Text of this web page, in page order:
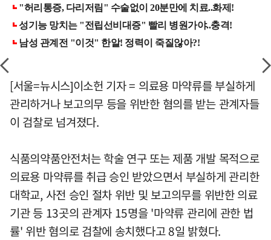
[서울=뉴시스]이소헌 기자 = 의료용 마약류를 부실하게
관리하거나 보고의무 등을 위반한 혐의를 받는 관계자들
이 검찰로 넘겨졌다.
식품의약품안전처는 학술 연구 또는 제품 개발 목적으로
의료용 마약류를 취급 승인 받았으면서 부실하게 관리한
대학교, 사전 승인 절차 위반 및 보고의무를 위반한 의료
기관 등 13곳의 관계자 15명을 '마약류 관리에 관한 법
률' 위반 혐의로 검찰에 송치했다고 8일 밝혔다.